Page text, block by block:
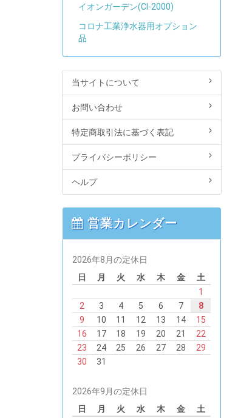
イオンガーデン(CI-2000)
コロナ工業浄水器用オプション
品
当サイトについて
お問い合わせ
特定商取引法に基づく表記
プライバシーポリシー
ヘルプ
営業カレンダー
2026年8月の定休日
日
月 火 水 木 金
土
1
2
3 4 5 6 7
8
9
10 11 12 13 14
15
16
17 18 19 20 21
22
23
24 25 26 27 28
29
30
31
2026年9月の定休日
日
月 火 水 木 金
土